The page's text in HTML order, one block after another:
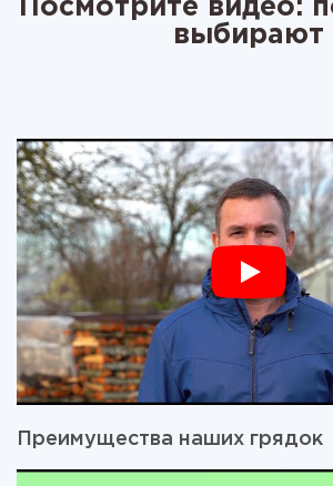
Посмотрите видео:
выбирают
Преимущества наших грядок